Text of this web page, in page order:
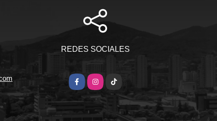
REDES SOCIALES
FacebookInstagram
TikTok